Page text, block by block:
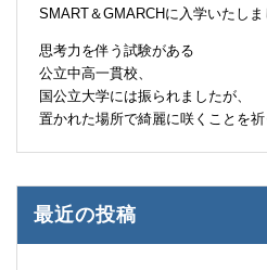
SMART＆GMARCHに入学いたしま
思考力を伴う試験がある
公立中高一貫校、
国公立大学には振られましたが、
置かれた場所で綺麗に咲くことを祈
最近の投稿